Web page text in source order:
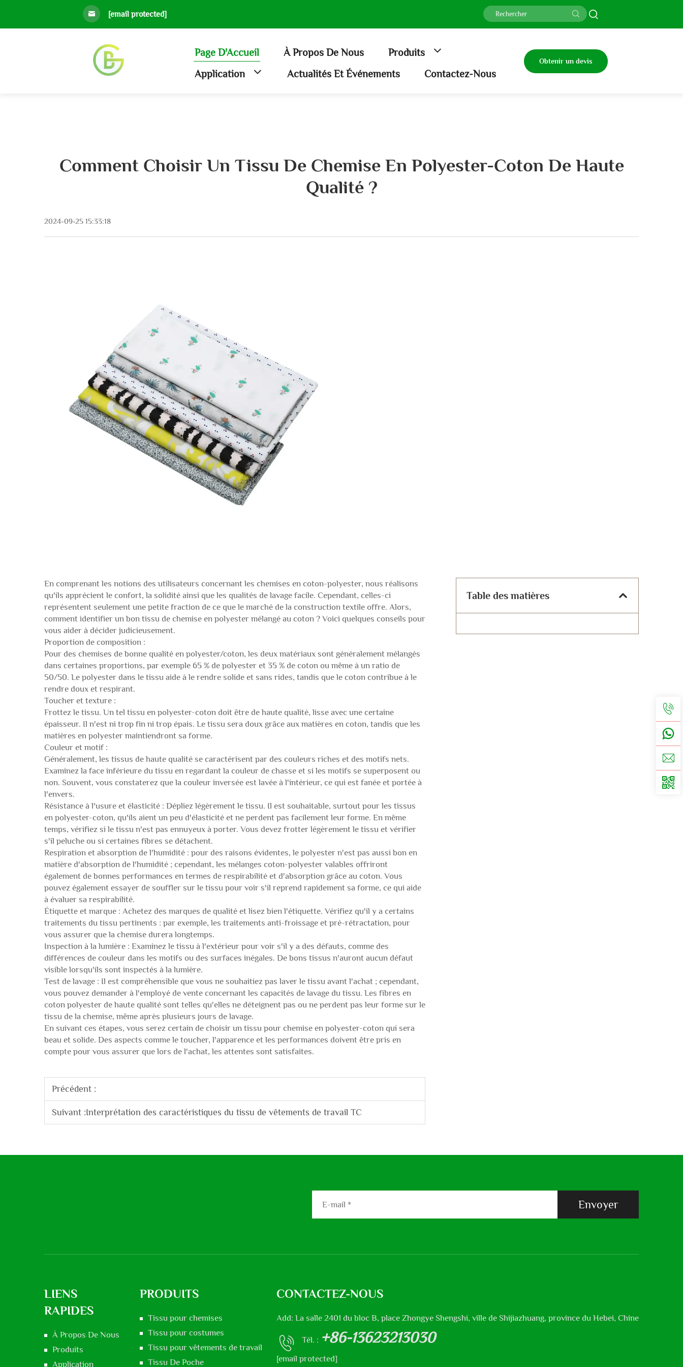
[email protected]
Page D'Accueil À Propos De Nous
Produits
Application
Actualités Et Événements Contactez-Nous
Obtenir un devis
Comment Choisir Un Tissu De Chemise En Polyester-Coton De Haute
Qualité ?
2024-09-25 15:33:18
En comprenant les notions des utilisateurs concernant les chemises en coton-polyester, nous réalisons
qu'ils apprécient le confort, la solidité ainsi que les qualités de lavage facile. Cependant, celles-ci
représentent seulement une petite fraction de ce que le marché de la construction textile offre. Alors,
comment identifier un bon tissu de chemise en polyester mélangé au coton ? Voici quelques conseils pour
vous aider à décider judicieusement.
Proportion de composition :
Pour des chemises de bonne qualité en polyester/coton, les deux matériaux sont généralement mélangés
dans certaines proportions, par exemple 65 % de polyester et 35 % de coton ou même à un ratio de
50/50. Le polyester dans le tissu aide à le rendre solide et sans rides, tandis que le coton contribue à le
rendre doux et respirant.
Toucher et texture :
Frottez le tissu. Un tel tissu en polyester-coton doit être de haute qualité, lisse avec une certaine
épaisseur. Il n'est ni trop fin ni trop épais. Le tissu sera doux grâce aux matières en coton, tandis que les
matières en polyester maintiendront sa forme.
Couleur et motif :
Généralement, les tissus de haute qualité se caractérisent par des couleurs riches et des motifs nets.
Examinez la face inférieure du tissu en regardant la couleur de chasse et si les motifs se superposent ou
non. Souvent, vous constaterez que la couleur inversée est lavée à l'intérieur, ce qui est fanée et portée à
l'envers.
Résistance à l'usure et élasticité : Dépliez légèrement le tissu. Il est souhaitable, surtout pour les tissus
en polyester-coton, qu'ils aient un peu d'élasticité et ne perdent pas facilement leur forme. En même
temps, vérifiez si le tissu n'est pas ennuyeux à porter. Vous devez frotter légèrement le tissu et vérifier
s'il peluche ou si certaines fibres se détachent.
Respiration et absorption de l'humidité : pour des raisons évidentes, le polyester n'est pas aussi bon en
matière d'absorption de l'humidité ; cependant, les mélanges coton-polyester valables offriront
également de bonnes performances en termes de respirabilité et d'absorption grâce au coton. Vous
pouvez également essayer de souffler sur le tissu pour voir s'il reprend rapidement sa forme, ce qui aide
à évaluer sa respirabilité.
Étiquette et marque : Achetez des marques de qualité et lisez bien l'étiquette. Vérifiez qu'il y a certains
traitements du tissu pertinents : par exemple, les traitements anti-froissage et pré-rétractation, pour
vous assurer que la chemise durera longtemps.
Inspection à la lumière : Examinez le tissu à l'extérieur pour voir s'il y a des défauts, comme des
différences de couleur dans les motifs ou des surfaces inégales. De bons tissus n'auront aucun défaut
visible lorsqu'ils sont inspectés à la lumière.
Test de lavage : Il est compréhensible que vous ne souhaitiez pas laver le tissu avant l'achat ; cependant,
vous pouvez demander à l'employé de vente concernant les capacités de lavage du tissu. Les fibres en
coton polyester de haute qualité sont telles qu'elles ne déteignent pas ou ne perdent pas leur forme sur le
tissu de la chemise, même après plusieurs jours de lavage.
En suivant ces étapes, vous serez certain de choisir un tissu pour chemise en polyester-coton qui sera
beau et solide. Des aspects comme le toucher, l'apparence et les performances doivent être pris en
compte pour vous assurer que lors de l'achat, les attentes sont satisfaites.
Précédent :
Suivant :Interprétation des caractéristiques du tissu de vêtements de travail TC
Table des matières
Envoyer
LIENS
RAPIDES
À Propos De Nous
Produits
Application
PRODUITS
Tissu pour chemises
Tissu pour costumes
Tissu pour vêtements de travail
Tissu De Poche
CONTACTEZ-NOUS
Add: La salle 2401 du bloc B, place Zhongye Shengshi, ville de Shijiazhuang, province du Hebei, Chine
Tél. : +86-13623213030
[email protected]